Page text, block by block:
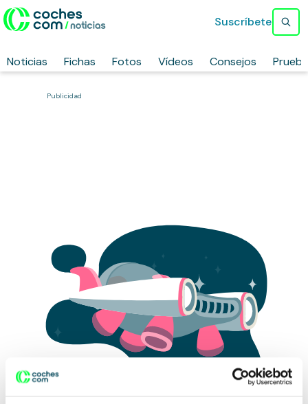
Noticias Fichas Fotos Vídeos Consejos
Suscríbete
Publicidad